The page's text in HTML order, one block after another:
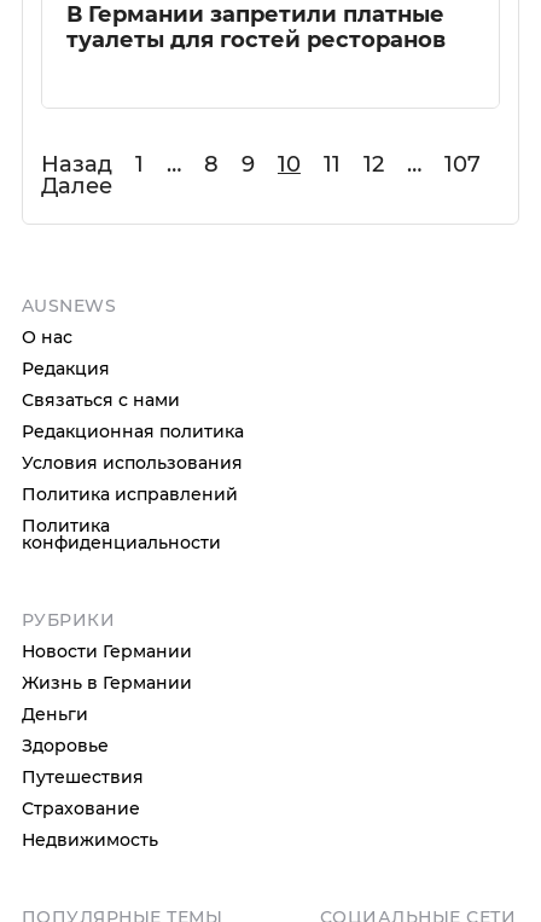
В Германии запретили платные
туалеты для гостей ресторанов
Назад 1 … 8 9 10 11 12 …
107
Далее
AUSNEWS
О нас
Редакция
Связаться с нами
Редакционная политика
Условия использования
Политика исправлений
Политика
конфиденциальности
РУБРИКИ
Новости Германии
Жизнь в Германии
Деньги
Здоровье
Путешествия
Страхование
Недвижимость
ПОПУЛЯРНЫЕ ТЕМЫ СОЦИАЛЬНЫЕ СЕТИ